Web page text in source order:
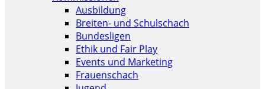
Ausbildung
Breiten- und Schulschach
Bundesligen
Ethik und Fair Play
Events und Marketing
Frauenschach